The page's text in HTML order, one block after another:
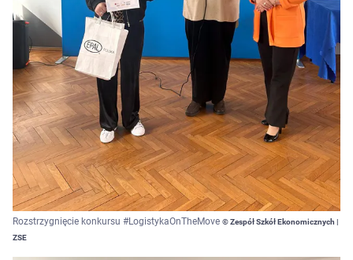
Rozstrzygnięcie konkursu #LogistykaOnTheMove © Zespół Szkół Ekonomicznych |
ZSE